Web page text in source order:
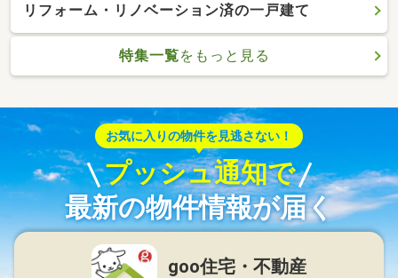
リフォーム・リノベーション済の一戸建て
特集一覧をもっと見る
お気に入りの物件を見逃さない！
プッシュ通知で
最新の物件情報が届く
goo住宅・不動産